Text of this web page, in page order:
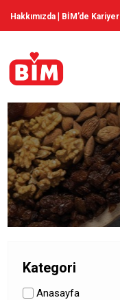
Hakkımızda BİM’de Kariyer
Kategori
Anasayfa